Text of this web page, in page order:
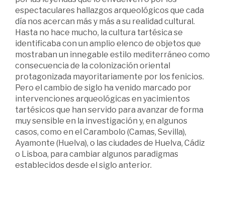
espectaculares hallazgos arqueológicos que cada
día nos acercan más y más a su realidad cultural.
Hasta no hace mucho, la cultura tartésica se
identificaba con un amplio elenco de objetos que
mostraban un innegable estilo mediterráneo como
consecuencia de la colonización oriental
protagonizada mayoritariamente por los fenicios.
Pero el cambio de siglo ha venido marcado por
intervenciones arqueológicas en yacimientos
tartésicos que han servido para avanzar de forma
muy sensible en la investigación y, en algunos
casos, como en el Carambolo (Camas, Sevilla),
Ayamonte (Huelva), o las ciudades de Huelva, Cádiz
o Lisboa, para cambiar algunos paradigmas
establecidos desde el siglo anterior.